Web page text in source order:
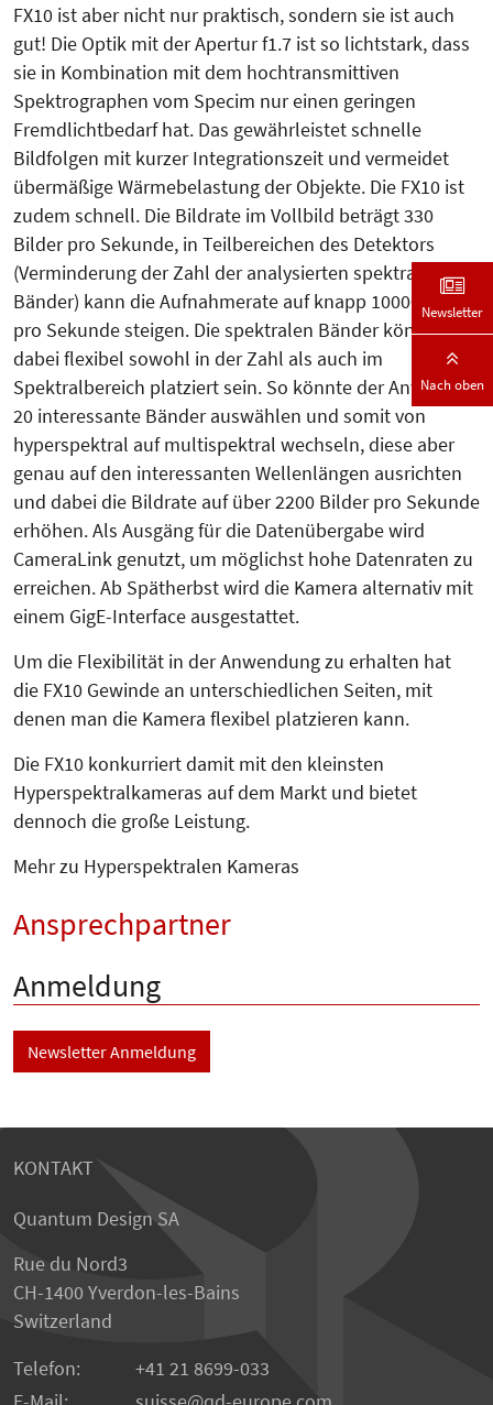
FX10 ist aber nicht nur praktisch, sondern sie ist auch
gut! Die Optik mit der Apertur f1.7 ist so lichtstark, dass
sie in Kom­bination mit dem hochtransmittiven
Spektrographen vom Specim nur einen geringen
Fremdlichtbedarf hat. Das gewährleistet schnelle
Bildfolgen mit kurzer Integrationszeit und vermeidet
übermäßige Wärmebelastung der Objekte. Die FX10 ist
zudem schnell. Die Bildrate im Vollbild beträgt 330
Bilder pro Sekunde, in Teilbereichen des Detektors
(Verminderung der Zahl der analysierten spektralen
Bän­­­der) kann die Aufnahmerate auf knapp 10000 Bilder
pro Sekunde steigen. Die spektralen Bänder können
dabei flexibel sowohl in der Zahl als auch im
Spektralbereich platziert sein. So könnte der Anwender
20 interessante Bänder auswählen und somit von
hyperspektral auf multispektral wechseln, diese aber
genau auf den interessanten Wellenlängen ausrichten
und dabei die Bildrate auf über 2200 Bilder pro Sekunde
erhöhen. Als Ausgäng für die Datenübergabe wird
CameraLink genutzt, um möglichst hohe Datenraten zu
erreichen. Ab Spätherbst wird die Kamera alternativ mit
einem GigE-Interface ausgestattet.
Um die Flexibilität in der Anwendung zu erhalten hat
die FX10 Gewinde an unterschiedlichen Seiten, mit
denen man die Kamera flexibel platzieren kann.
Die FX10 konkurriert damit mit den kleinsten
Hyperspektralkameras auf dem Markt und bietet
dennoch die große Leistung.
Mehr zu Hyperspektralen Kameras
Ansprechpartner
Anmeldung
Newsletter Anmeldung
KONTAKT
Quantum Design SA
Rue du Nord3
CH-1400 Yverdon-les-Bains
Switzerland
Telefon:
+41 21 8699-033
Newsletter
Nach oben